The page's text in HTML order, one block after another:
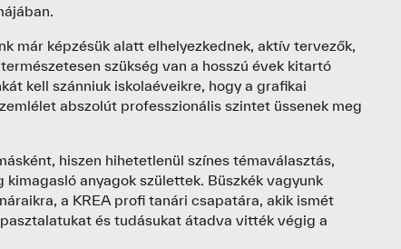
már képzésük alatt elhelyezkednek, aktív tervezők,
szükség van a hosszú évek kitartó
kell szánniuk iskolaéveikre, hogy a grafikai
abszolút professzionális szintet üssenek meg
hiszen hihetetlenül színes témaválasztás,
kimagasló anyagok születtek. Büszkék vagyunk
a KREA profi tanári csapatára, akik ismét
és tudásukat átadva vitték végig a